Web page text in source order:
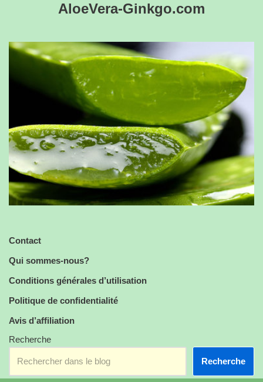
AloeVera-Ginkgo.com
Contact
Qui sommes-nous?
Conditions générales d’utilisation
Politique de confidentialité
Avis d’affiliation
Recherche
Recherche